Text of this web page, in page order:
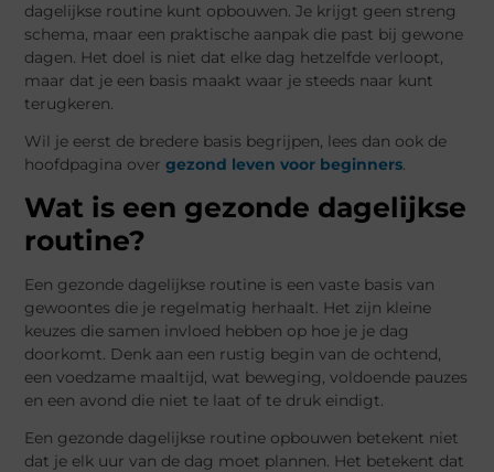
dagelijkse routine kunt opbouwen. Je krijgt geen streng
schema, maar een praktische aanpak die past bij gewone
dagen. Het doel is niet dat elke dag hetzelfde verloopt,
maar dat je een basis maakt waar je steeds naar kunt
terugkeren.
Wil je eerst de bredere basis begrijpen, lees dan ook de
hoofdpagina overgezond leven voor beginners.
Wat is een gezonde dagelijkse
routine?
Een gezonde dagelijkse routine is een vaste basis van
gewoontes die je regelmatig herhaalt. Het zijn kleine
keuzes die samen invloed hebben op hoe je je dag
doorkomt. Denk aan een rustig begin van de ochtend,
een voedzame maaltijd, wat beweging, voldoende pauzes
en een avond die niet te laat of te druk eindigt.
Een gezonde dagelijkse routine opbouwen betekent niet
dat je elk uur van de dag moet plannen. Het betekent dat